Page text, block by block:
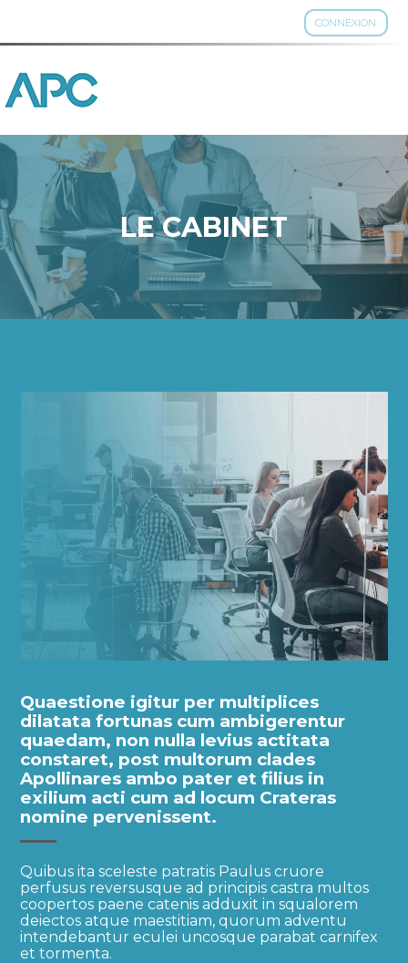
CONNEXION
Aller
au
LE CABINET
Quaestione igitur per multiplices
dilatata fortunas cum ambigerentur
quaedam, non nulla levius actitata
constaret, post multorum clades
Apollinares ambo pater et filius in
exilium acti cum ad locum Crateras
nomine pervenissent.
Quibus ita sceleste patratis Paulus cruore
perfusus reversusque ad principis castra multos
coopertos paene catenis adduxit in squalorem
deiectos atque maestitiam, quorum adventu
intendebantur eculei uncosque parabat carnifex
et tormenta.